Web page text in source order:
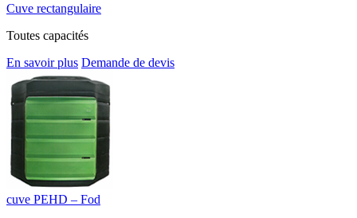
Cuve rectangulaire
Toutes capacités
En savoir plus Demande de devis
cuve PEHD – Fod